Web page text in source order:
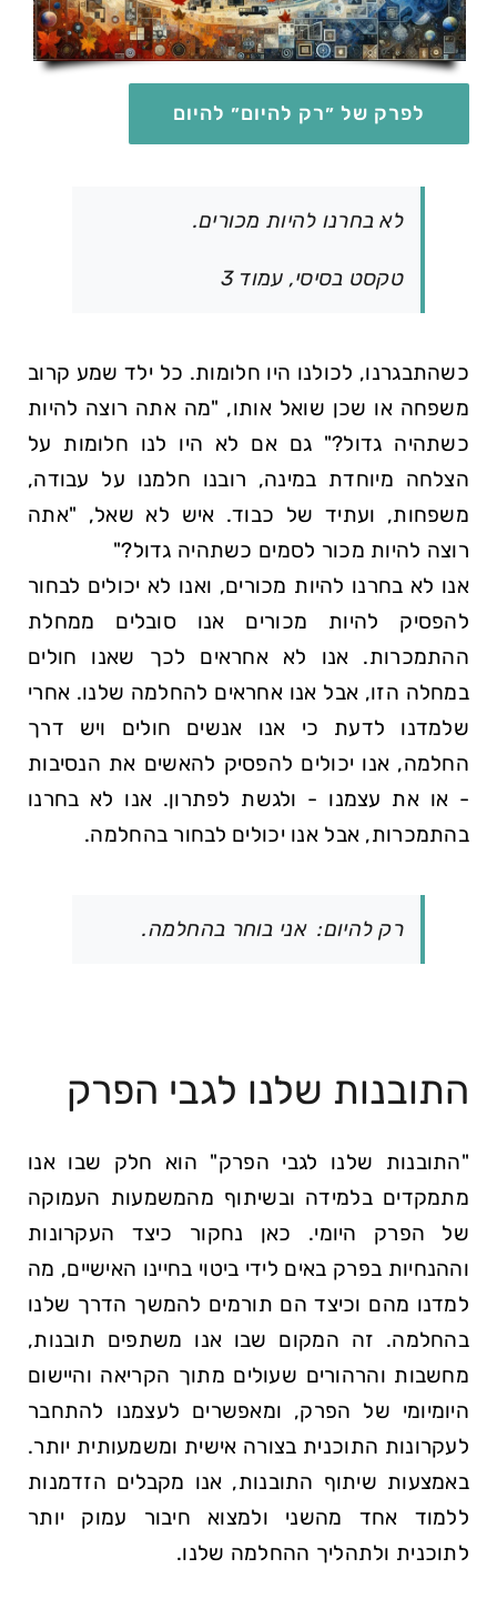
לפרק של ״רק להיום״ להיום
לא בחרנו להיות מכורים.
טקסט בסיסי, עמוד 3
כשהתבגרנו, לכולנו היו חלומות. כל ילד שמע קרוב
משפחה או שכן שואל אותו,
מה אתה רוצה להיות
כשתהיה גדול?
גם אם לא היו לנו חלומות על
הצלחה מיוחדת במינה, רובנו חלמנו על עבודה,
משפחות, ועתיד של כבוד. איש לא שאל,
אתה
רוצה להיות מכור לסמים כשתהיה גדול?
אנו לא בחרנו להיות מכורים, ואנו לא יכולים לבחור
להפסיק להיות מכורים אנו סובלים ממחלת
ההתמכרות. אנו לא אחראים לכך שאנו חולים
במחלה הזו, אבל אנו אחראים להחלמה שלנו. אחרי
שלמדנו לדעת כי אנו אנשים חולים ויש דרך
החלמה, אנו יכולים להפסיק להאשים את הנסיבות
- או את עצמנו - ולגשת לפתרון. אנו לא בחרנו
בהתמכרות, אבל אנו יכולים לבחור בהחלמה.
רק להיום: אני בוחר בהחלמה.
התובנות שלנו לגבי הפרק
"התובנות שלנו לגבי הפרק" הוא חלק שבו אנו
מתמקדים בלמידה ובשיתוף מהמשמעות העמוקה
של הפרק היומי. כאן נחקור כיצד העקרונות
וההנחיות בפרק באים לידי ביטוי בחיינו האישיים, מה
למדנו מהם וכיצד הם תורמים להמשך הדרך שלנו
בהחלמה. זה המקום שבו אנו משתפים תובנות,
מחשבות והרהורים שעולים מתוך הקריאה והיישום
היומיומי של הפרק, ומאפשרים לעצמנו להתחבר
לעקרונות התוכנית בצורה אישית ומשמעותית יותר.
באמצעות שיתוף התובנות, אנו מקבלים הזדמנות
ללמוד אחד מהשני ולמצוא חיבור עמוק יותר
לתוכנית ולתהליך ההחלמה שלנו.